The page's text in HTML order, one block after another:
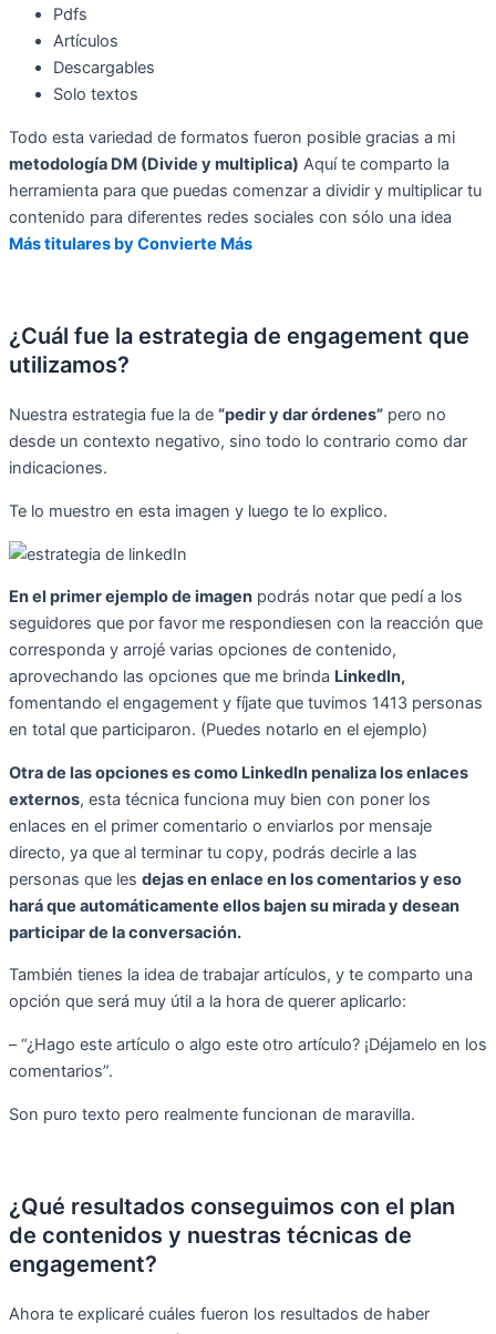
Pdfs
Artículos
Descargables
Solo textos
Todo esta variedad de formatos fueron posible gracias a mi
metodología DM (Divide y multiplica) Aquí te comparto la
herramienta para que puedas comenzar a dividir y multiplicar tu
contenido para diferentes redes sociales con sólo una idea
Más titulares by Convierte Más
¿Cuál fue la estrategia de engagement que
utilizamos?
Nuestra estrategia fue la de “pedir y dar órdenes” pero no
desde un contexto negativo, sino todo lo contrario como dar
indicaciones.
Te lo muestro en esta imagen y luego te lo explico.
En el primer ejemplo de imagen podrás notar que pedí a los
seguidores que por favor me respondiesen con la reacción que
corresponda y arrojé varias opciones de contenido,
aprovechando las opciones que me brinda LinkedIn,
fomentando el engagement y fíjate que tuvimos 1413 personas
en total que participaron. (Puedes notarlo en el ejemplo)
Otra de las opciones es como LinkedIn penaliza los enlaces
externos, esta técnica funciona muy bien con poner los
enlaces en el primer comentario o enviarlos por mensaje
directo, ya que al terminar tu copy, podrás decirle a las
personas que les dejas en enlace en los comentarios y eso
hará que automáticamente ellos bajen su mirada y desean
participar de la conversación.
También tienes la idea de trabajar artículos, y te comparto una
opción que será muy útil a la hora de querer aplicarlo:
– “¿Hago este artículo o algo este otro artículo? ¡Déjamelo en los
comentarios”.
Son puro texto pero realmente funcionan de maravilla.
¿Qué resultados conseguimos con el plan
de contenidos y nuestras técnicas de
engagement?
Ahora te explicaré cuáles fueron los resultados de haber